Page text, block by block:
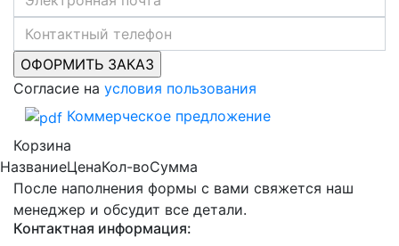
Согласие на условия пользования
Коммерческое предложение
Корзина
НазваниеЦенаКол-воСумма
После наполнения формы с вами свяжется наш
менеджер и обсудит все детали.
Контактная информация: